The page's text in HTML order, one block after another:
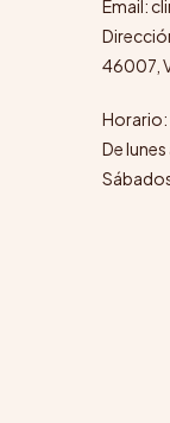
Email:
46007,
Horario:
De lunes